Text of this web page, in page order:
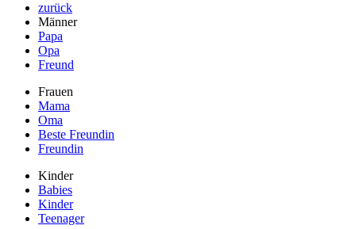
zurück
Männer
Papa
Opa
Freund
Frauen
Mama
Oma
Beste Freundin
Freundin
Kinder
Babies
Kinder
Teenager